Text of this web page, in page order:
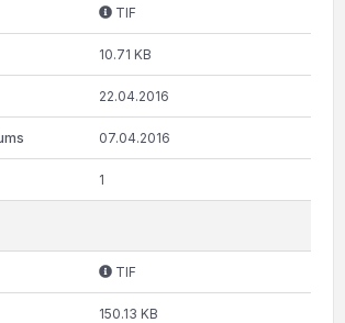
TIF
10.71 KB
22.04.2016
07.04.2016
1
TIF
150.13 KB